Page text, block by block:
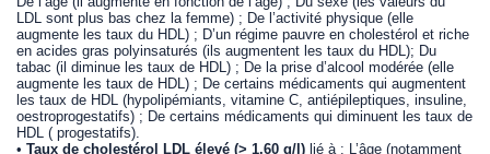
LDL sont plus bas chez la femme) ; De l’activité physique (elle
augmente les taux du HDL) ; D’un régime pauvre en cholestérol et riche
en acides gras polyinsaturés (ils augmentent les taux du HDL); Du
tabac (il diminue les taux de HDL) ; De la prise d’alcool modérée (elle
augmente les taux de HDL) ; De certains médicaments qui augmentent
les taux de HDL (hypolipémiants, vitamine C, antiépileptiques, insuline,
oestroprogestatifs) ; De certains médicaments qui diminuent les taux de
HDL ( progestatifs).
•Taux de cholestérol LDL élevé (> 1.60 g/l) lié à : L’âge (notamment